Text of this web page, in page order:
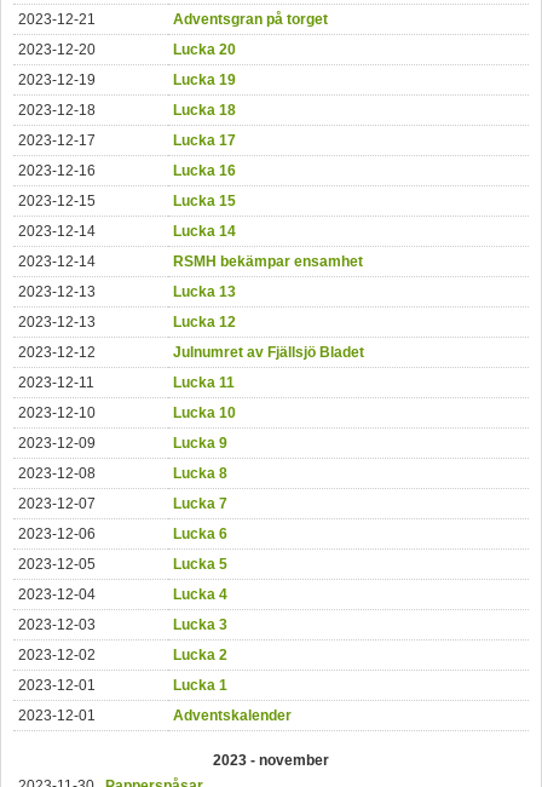
2023-12-21
Adventsgran på torget
2023-12-20
Lucka 20
2023-12-19
Lucka 19
2023-12-18
Lucka 18
2023-12-17
Lucka 17
2023-12-16
Lucka 16
2023-12-15
Lucka 15
2023-12-14
Lucka 14
2023-12-14
RSMH bekämpar ensamhet
2023-12-13
Lucka 13
2023-12-13
Lucka 12
2023-12-12
Julnumret av Fjällsjö Bladet
2023-12-11
Lucka 11
2023-12-10
Lucka 10
2023-12-09
Lucka 9
2023-12-08
Lucka 8
2023-12-07
Lucka 7
2023-12-06
Lucka 6
2023-12-05
Lucka 5
2023-12-04
Lucka 4
2023-12-03
Lucka 3
2023-12-02
Lucka 2
2023-12-01
Lucka 1
2023-12-01
Adventskalender
2023 - november